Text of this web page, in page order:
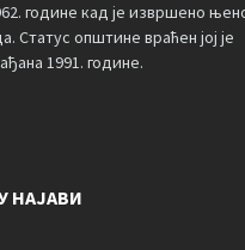
године кад је извршено
Статус општине враћен јој је
1991. године.
НАЈАВИ